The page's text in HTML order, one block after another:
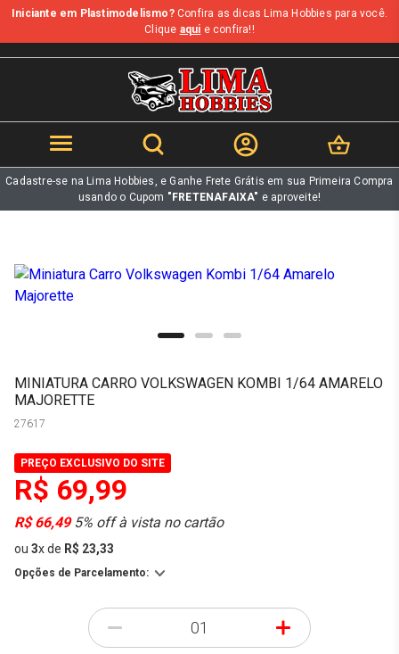
b
Iniciante em Plastimodelismo?Confira as dicas Lima Hobbies para você.
Clique aqui e confira!!
Cadastre-se na Lima Hobbies, e Ganhe Frete Grátis em sua Primeira Compra
usando o Cupom "FRETENAFAIXA" e aproveite!
MINIATURA CARRO VOLKSWAGEN KOMBI 1/64 AMARELO
MAJORETTE
27617
PREÇO EXCLUSIVO DO SITE
R$ 69,99
R$ 66,495% off à vista no cartão
ou 3xde R$ 23,33
Opções de Parcelamento:
- +